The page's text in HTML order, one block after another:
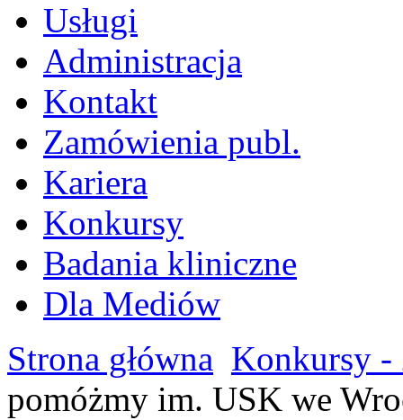
Usługi
Administracja
Kontakt
Zamówienia publ.
Kariera
Konkursy
Badania kliniczne
Dla Mediów
Strona główna Konkursy -
pomóżmy im. USK we